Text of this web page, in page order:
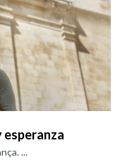
esperanza
...